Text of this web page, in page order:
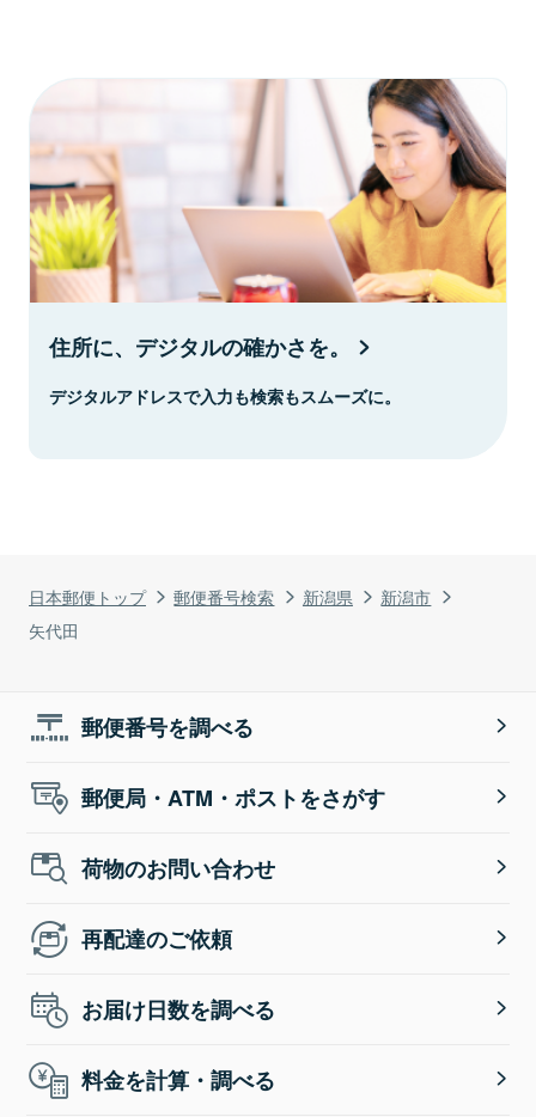
日本郵便トップ 郵便番号検索 新潟県
新潟市
矢代田
住所に、デジタルの確かさを。
デジタルアドレスで入力も検索もスムーズに。
郵便番号を調べる
郵便局・ATM・ポストをさがす
荷物のお問い合わせ
再配達のご依頼
お届け日数を調べる
料金を計算・調べる